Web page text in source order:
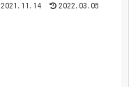
2021.11.14 2022.03.05